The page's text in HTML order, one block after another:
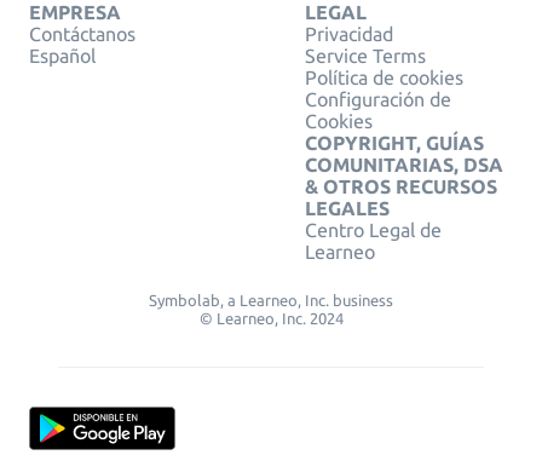
EMPRESA
Contáctanos
Español
LEGAL
Privacidad
Service Terms
Política de cookies
Configuración de
Cookies
COPYRIGHT, GUÍAS
COMUNITARIAS, DSA
& OTROS RECURSOS
LEGALES
Centro Legal de
Learneo
Symbolab, a Learneo, Inc. business
© Learneo, Inc. 2024